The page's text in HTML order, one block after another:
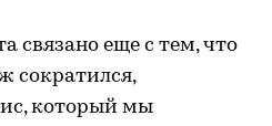
связано еще с тем, что
сократился,
который мы